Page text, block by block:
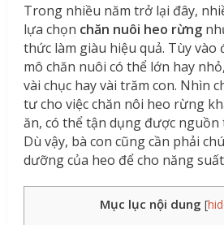
Trong nhiều năm trở lại đây,
lựa chọn chăn nuôi heo rừng
thức làm giàu hiệu quả. Tùy vào
mô chăn nuôi có thể lớn hay
vài chục hay vài trăm con. Nhìn
tư cho việc chăn nôi heo rừng
ăn, có thể tận dụng được
Dù vậy, bà con cũng cần phải
dưỡng của heo để cho năng
Mục lục nội dung [